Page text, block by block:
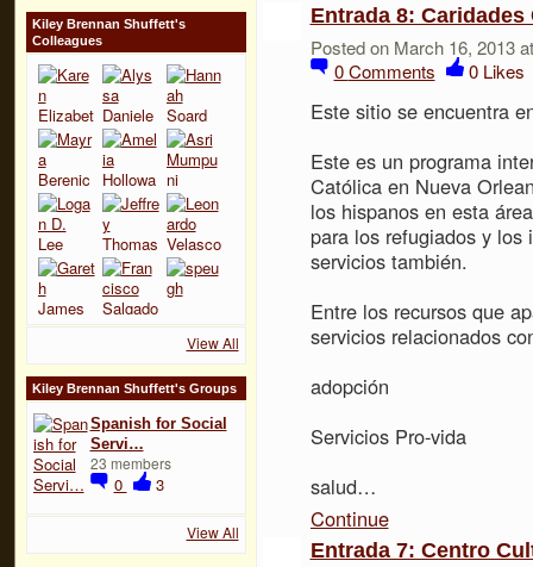
Kiley Brennan Shuffett's
Colleagues
View All
Kiley Brennan Shuffett's Groups
Spanish for Social
Servi…
23 members
0 3
View All
Entrada 8:
Posted on March 16, 2013
0Comments 0 Likes
Este sitio se encuentra
Este es un programa
Católica en Nueva
los hispanos en esta
para los refugiados y
servicios también.
Entre los recursos que
servicios relacionados
adopción
Servicios Pro-vida
salud…
Continue
Entrada 7: Centro